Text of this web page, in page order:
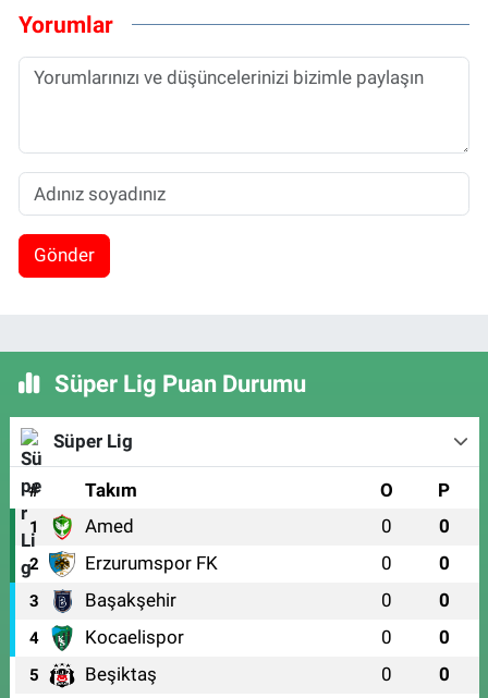
Yorumlar
Gönder
Süper Lig Puan Durumu
Süper Lig
# Takım O P
1 Amed 0 0
2 Erzurumspor FK 0 0
3 Başakşehir 0 0
4 Kocaelispor 0 0
5 Beşiktaş 0 0